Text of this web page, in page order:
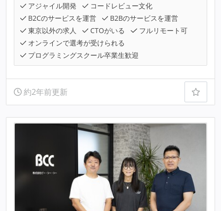
アジャイル開発
コードレビュー文化
B2Cのサービスを運営
B2Bのサービスを運営
東京以外の求人
CTOがいる
フルリモート可
オンラインで選考が受けられる
プログラミングスクール卒業生歓迎
約2年前更新